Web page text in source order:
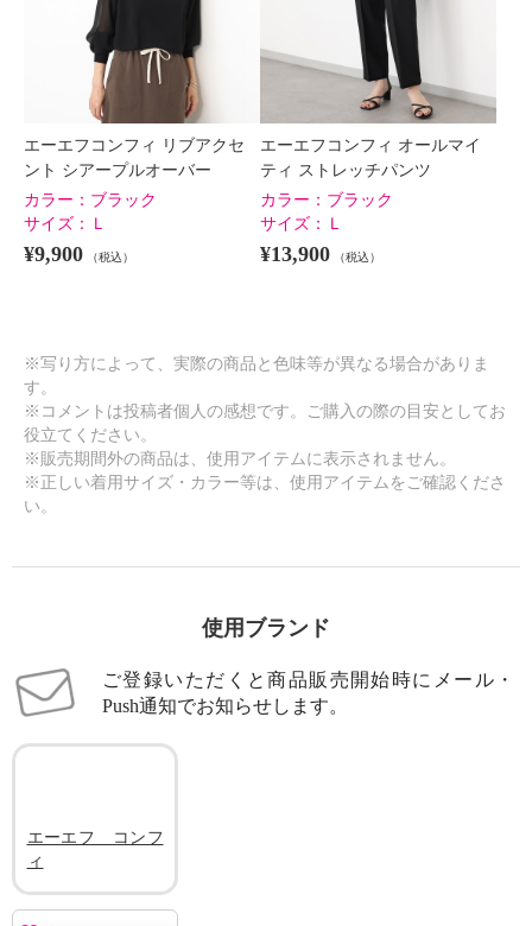
エーエフコンフィ リブアクセ
ント シアープルオーバー
カラー： ブラック
サイズ：
Ｌ
¥9,900 （税込）
エーエフコンフィ オールマイ
ティ ストレッチパンツ
カラー： ブラック
サイズ：
Ｌ
¥13,900 （税込）
※写り方によって、実際の商品と色味等が異なる場合がありま
す。
※コメントは投稿者個人の感想です。ご購入の際の目安としてお
役立てください。
※販売期間外の商品は、使用アイテムに表示されません。
※正しい着用サイズ・カラー等は、使用アイテムをご確認くださ
い。
使用ブランド
ご登録いただくと商品販売開始時にメール・
Push通知でお知らせします。
エーエフ コンフ
ィ